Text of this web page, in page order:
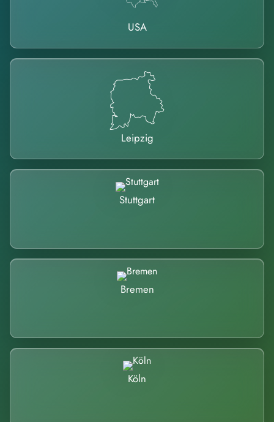
USA
Leipzig
Stuttgart
Bremen
Köln